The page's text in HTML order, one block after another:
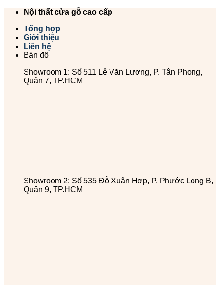
Chuyển
dung
Nội thất cửa gỗ cao cấp
Tổng hợp
Giới thiệu
Liên hệ
Bản đồ
Showroom 1: Số 511 Lê Văn Lương, P. Tân Phong,
Quận 7, TP.HCM
Showroom 2: Số 535 Đỗ Xuân Hợp, P. Phước Long B,
Quận 9, TP.HCM